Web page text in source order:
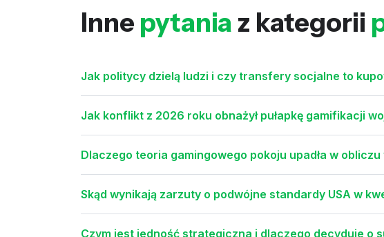
Inne pytania z kategorii
Jak politycy dzielą ludzi i czy transfery socjalne to
Jak konflikt z 2026 roku obnażył pułapkę gamifikacji
Dlaczego teoria gamingowego pokoju upadła w
Skąd wynikają zarzuty o podwójne standardy USA w
Czym jest jedność strategiczna i dlaczego decyduje o